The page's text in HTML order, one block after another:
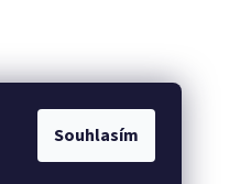
Souhlasím